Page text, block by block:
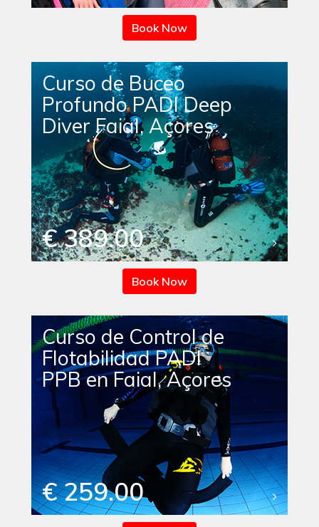
Book Now
Curso de Buceo
Profundo PADI Deep
Diver Faial, Açores
€ 389.00
Book Now
Curso de Control de
Flotabilidad PADI
PPB en Faial, Açores
€ 259.00